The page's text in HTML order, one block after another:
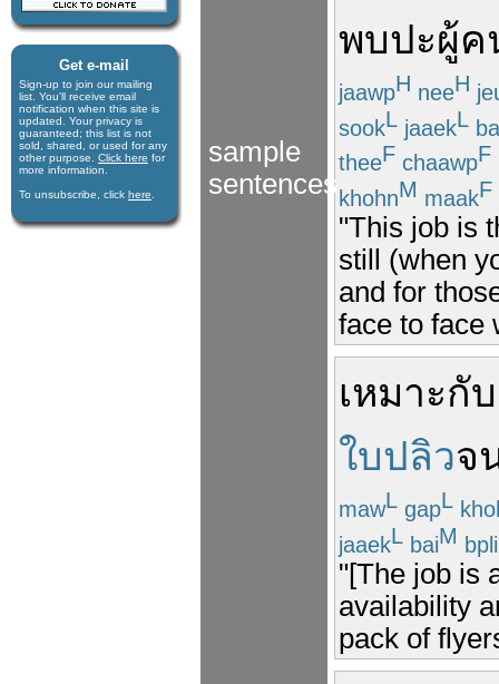
Get e-mail
Sign-up to join our mail­ing
list. You'll receive e­mail
notification when this site is
updated. Your privacy is
guaran­teed; this list is not
sold, shared, or used for any
other purpose. Click here for
more infor­mation.
To unsubscribe, click here
sample
sentences
พบปะผู้ค
jaawpH neeH
sookL jaaekL
theeF chaawpF
khohnM maakF
"This job is
still (when
and for
face to face
เหมาะกับ
ใบปลิวจ
mawL gapL
jaaekL baiM
"[The job is
availability
pack of